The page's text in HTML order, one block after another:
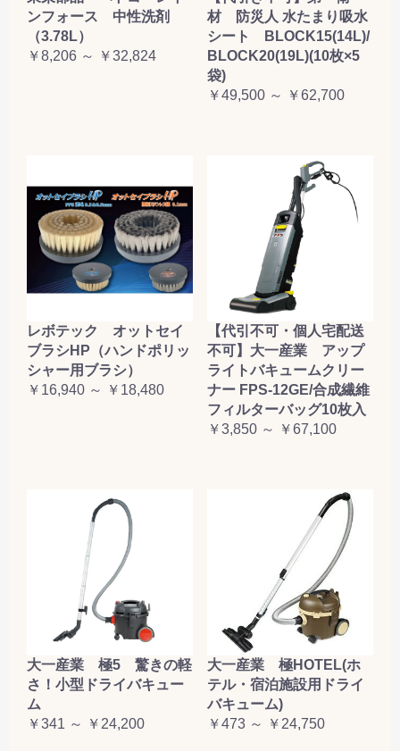
ンフォース 中性洗剤
（3.78L）
￥8,206 ～ ￥32,824
材 防災人 水たまり吸水
シート BLOCK15(14L)/
BLOCK20(19L)(10枚×5
袋)
￥49,500 ～ ￥62,700
レボテック オットセイ
ブラシHP（ハンドポリッ
シャー用ブラシ）
￥16,940 ～ ￥18,480
【代引不可・個人宅配送
不可】大一産業 アップ
ライトバキュームクリー
ナー FPS-12GE/合成繊維
フィルターバッグ10枚入
￥3,850 ～ ￥67,100
大一産業 極5 驚きの軽
さ！小型ドライバキュー
ム
￥341 ～ ￥24,200
大一産業 極HOTEL(ホ
テル・宿泊施設用ドライ
バキューム)
￥473 ～ ￥24,750